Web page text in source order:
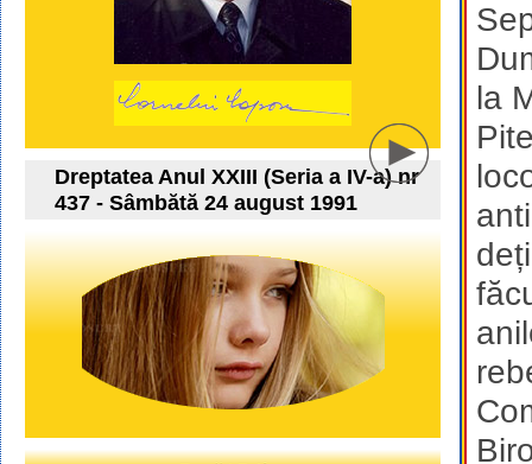
la
Dreptatea Anul XXIII (Seria a IV-a) nr
437 - Sâmbătă 24 august 1991